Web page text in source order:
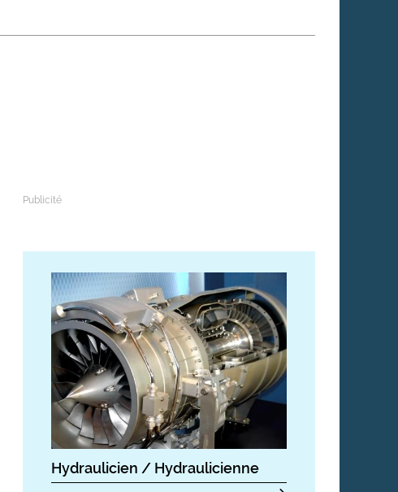
À l'étranger
Découvrir le monde
Hydraulicien / Hydraulicienne